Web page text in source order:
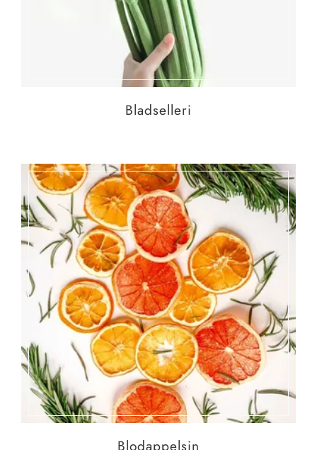
Bladselleri
Blodappelsin